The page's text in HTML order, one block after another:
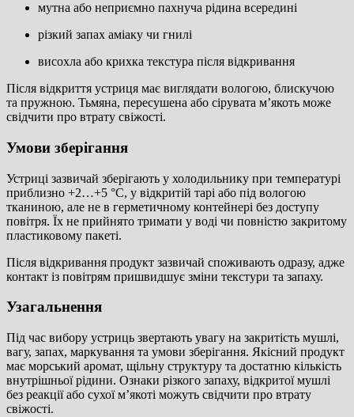
мутна або неприємно пахнуча рідина всередині
різкий запах аміаку чи гнилі
висохла або крихка текстура після відкривання
Після відкриття устриця має виглядати вологою, блискучою
та пружною. Тьмяна, пересушена або сірувата м’якоть може
свідчити про втрату свіжості.
Умови зберігання
Устриці зазвичай зберігають у холодильнику при температурі
приблизно +2…+5 °C, у відкритій тарі або під вологою
тканиною, але не в герметичному контейнері без доступу
повітря. Їх не прийнято тримати у воді чи повністю закритому
пластиковому пакеті.
Після відкривання продукт зазвичай споживають одразу, адже
контакт із повітрям пришвидшує зміни текстури та запаху.
Узагальнення
Під час вибору устриць звертають увагу на закритість мушлі,
вагу, запах, маркування та умови зберігання. Якісний продукт
має морський аромат, щільну структуру та достатню кількість
внутрішньої рідини. Ознаки різкого запаху, відкритої мушлі
без реакції або сухої м’якоті можуть свідчити про втрату
свіжості.